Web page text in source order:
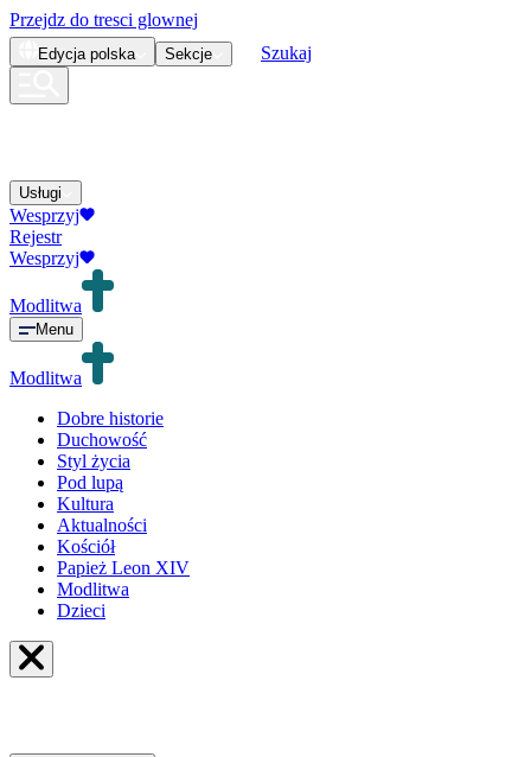
Przejdz do tresci glownej
Edycja polska Sekcje Szukaj
Usługi
Wesprzyj
Rejestr
Wesprzyj
Modlitwa
Menu
Modlitwa
Dobre historie
Duchowość
Styl życia
Pod lupą
Kultura
Aktualności
Kościół
Papież Leon XIV
Modlitwa
Dzieci